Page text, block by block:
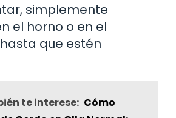
simplemente
el horno o en el
que estén
te interese: Cómo